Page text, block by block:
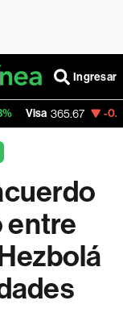
Ingresar
-0.13%
entre